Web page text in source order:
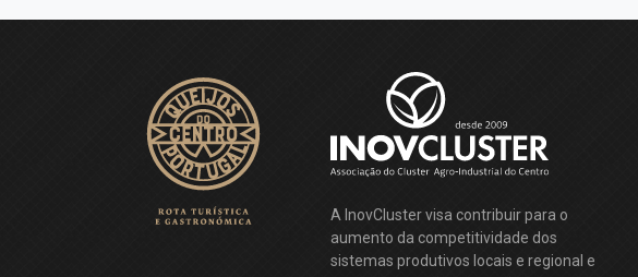
A InovCluster visa contribuir para o
aumento da competitividade dos
sistemas produtivos locais e regional e